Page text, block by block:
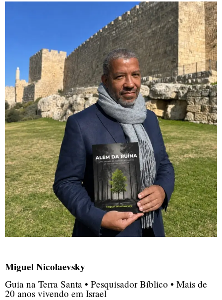
Miguel Nicolaevsky
Guia na Terra Santa • Pesquisador Bíblico • Mais de
20 anos vivendo em Israel